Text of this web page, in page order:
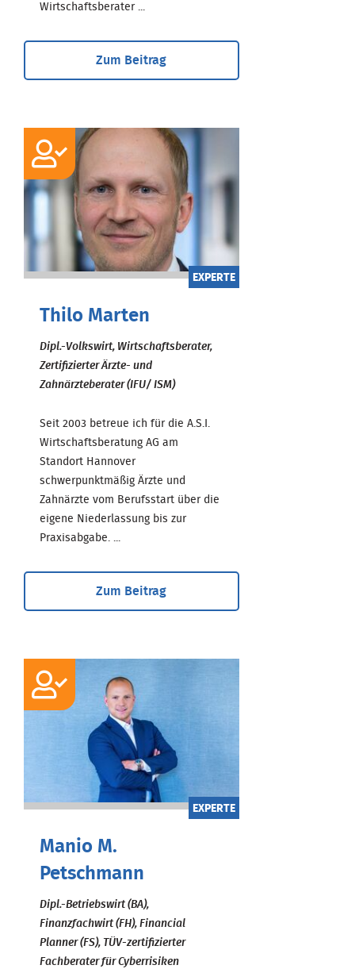
Wirtschaftsberater ...
Zum Beitrag
EXPERTE
Thilo Marten
Dipl.-Volkswirt, Wirtschaftsberater,
Zertifizierter Ärzte- und
Zahnärzteberater (IFU/ ISM)
Seit 2003 betreue ich für die A.S.I.
Wirtschaftsberatung AG am
Standort Hannover
schwerpunktmäßig Ärzte und
Zahnärzte vom Berufsstart über die
eigene Niederlassung bis zur
Praxisabgabe. ...
Zum Beitrag
EXPERTE
Manio M.
Petschmann
Dipl.-Betriebswirt (BA),
Finanzfachwirt (FH), Financial
Planner (FS), TÜV-zertifizierter
Fachberater für Cyberrisiken